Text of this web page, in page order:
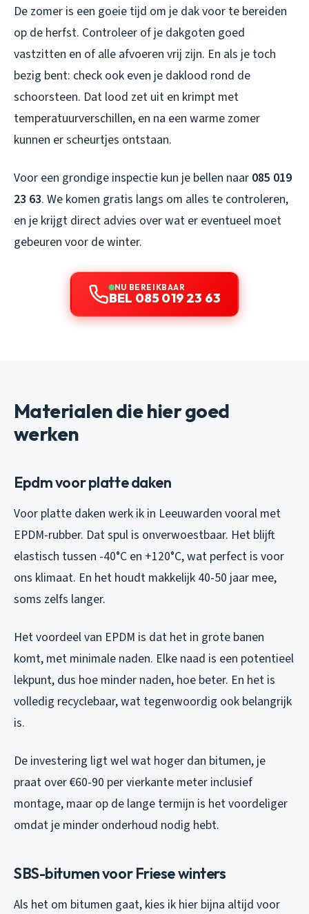
De zomer is een goeie tijd om je dak voor te bereiden
op de herfst. Controleer of je dakgoten goed
vastzitten en of alle afvoeren vrij zijn. En als je toch
bezig bent: check ook even je daklood rond de
schoorsteen. Dat lood zet uit en krimpt met
temperatuurverschillen, en na een warme zomer
kunnen er scheurtjes ontstaan.
Voor een grondige inspectie kun je bellen naar 085 019
23 63. We komen gratis langs om alles te controleren,
en je krijgt direct advies over wat er eventueel moet
gebeuren voor de winter.
NU BEREIKBAAR
BEL 085 019 23 63
Materialen die hier goed
werken
Epdm voor platte daken
Voor platte daken werk ik in Leeuwarden vooral met
EPDM-rubber. Dat spul is onverwoestbaar. Het blijft
elastisch tussen -40°C en +120°C, wat perfect is voor
ons klimaat. En het houdt makkelijk 40-50 jaar mee,
soms zelfs langer.
Het voordeel van EPDM is dat het in grote banen
komt, met minimale naden. Elke naad is een potentieel
lekpunt, dus hoe minder naden, hoe beter. En het is
volledig recyclebaar, wat tegenwoordig ook belangrijk
is.
De investering ligt wel wat hoger dan bitumen, je
praat over €60-90 per vierkante meter inclusief
montage, maar op de lange termijn is het voordeliger
omdat je minder onderhoud nodig hebt.
SBS-bitumen voor Friese winters
Als het om bitumen gaat, kies ik hier bijna altijd voor